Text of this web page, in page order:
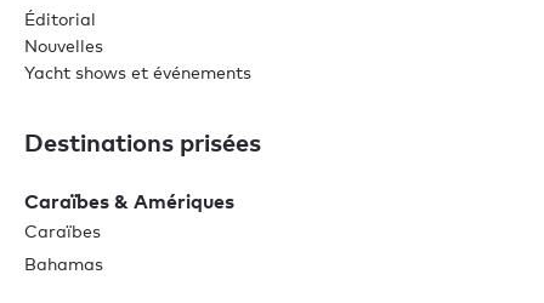
Éditorial
Nouvelles
Yacht shows et événements
Destinations prisées
Caraïbes & Amériques
Caraïbes
Bahamas